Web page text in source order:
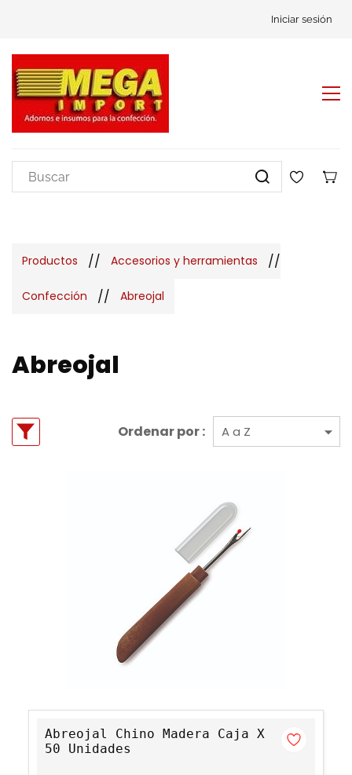
Iniciar sesión
Productos // Accesorios y herramientas //
Confección // Abreojal
Abreojal
Ordenar por :
Abreojal Chino Madera Caja X
50 Unidades